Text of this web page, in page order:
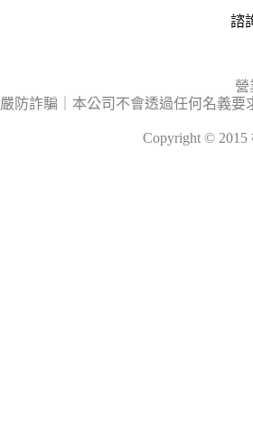
諮
營
嚴防詐騙｜本公司不會透過任何名義
Copyright ©